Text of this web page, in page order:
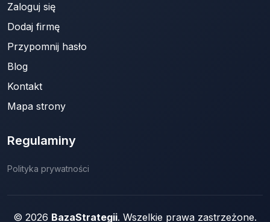
Zaloguj się
Dodaj firmę
Przypomnij hasło
Blog
Kontakt
Mapa strony
Regulaminy
Polityka prywatności
© 2026 BazaStrategii. Wszelkie prawa zastrzeżone.